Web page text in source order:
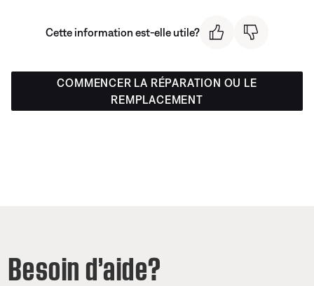
Cette information est-elle utile?
COMMENCER LA RÉPARATION OU LE
REMPLACEMENT
Besoin d’aide?